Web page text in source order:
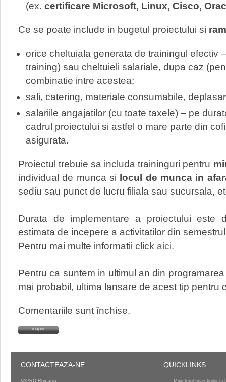
(ex. certificare Microsoft, Linux, Cisco,
Ce se poate include in bugetul proiectului si
orice cheltuiala generata de trainingul efectiv
training) sau cheltuieli salariale, dupa caz
combinatie intre acestea;
sali, catering, materiale consumabile,
salariile angajatilor (cu toate taxele) – pe
cadrul proiectului si astfel o mare parte din
asigurata.
Proiectul trebuie sa includa traininguri pentru
individual de munca si locul de munca in
sediu sau punct de lucru filiala sau sucursala,
Durata de implementare a proiectului
estimata de incepere a activitatilor din
Pentru mai multe informatii click aici.
Pentru ca suntem in ultimul an din
mai probabil, ultima lansare de acest tip pentru
Comentariile sunt închise.
inapoi
CONTACTEAZA-NE
VAPRO Romania
QUICKLINKS
Ministerul Investițiilor și